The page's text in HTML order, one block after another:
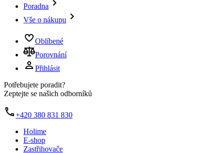
Poradna
Vše o nákupu
Oblíbené
Porovnání
Přihlásit
Potřebujete poradit?
Zeptejte se našich odborníků
+420 380 831 830
Holime
E-shop
Zastřihovače